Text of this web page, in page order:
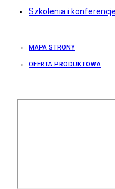
Szkolenia i konferencje
MAPA STRONY
OFERTA PRODUKTOWA